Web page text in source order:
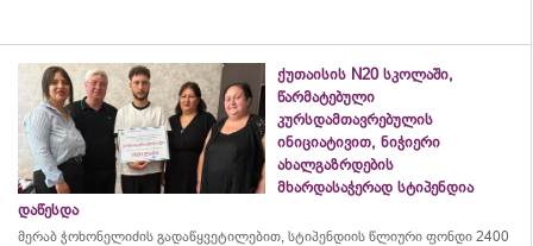
ქუთაისის N20 სკოლაში,
წარმატებული
კურსდამთავრებულის
ინიციატივით, ნიჭიერი
ახალგაზრდების
მხარდასაჭერად სტიპენდია
დაწესდა
მერაბ ჭოხონელიძის გადაწყვეტილებით, სტიპენდიის წლიური ფონდი 2400